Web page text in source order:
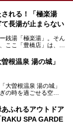
れる！「極楽湯
長湯が止まらない
銭湯「極楽湯」。そん
ここ「豊橋店」は、お
根温泉 湯の城」
大曽根温泉 湯の城」
の時を過ごせる空
ふれるアウトドア
SPA GARDE